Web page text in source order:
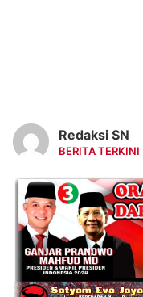
Redaksi SN
BERITA TERKINI